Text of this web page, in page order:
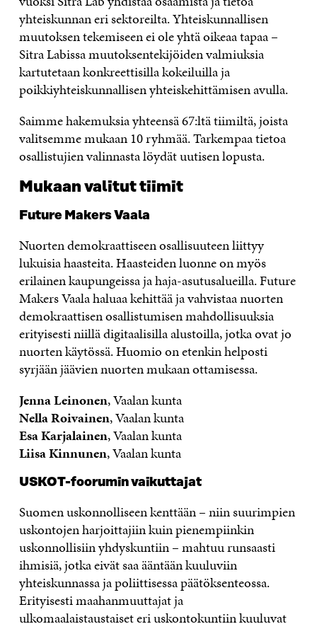
yhteiskunnan eri sektoreilta. Yhteiskunnallisen
muutoksen tekemiseen ei ole yhtä oikeaa tapaa –
Sitra Labissa muutoksentekijöiden valmiuksia
kartutetaan konkreettisilla kokeiluilla ja
poikkiyhteiskunnallisen yhteiskehittämisen avulla.
Saimme hakemuksia yhteensä 67:ltä tiimiltä, joista
valitsemme mukaan 10 ryhmää. Tarkempaa tietoa
osallistujien valinnasta löydät uutisen lopusta.
Mukaan valitut tiimit
Future Makers Vaala
Nuorten demokraattiseen osallisuuteen liittyy
lukuisia haasteita. Haasteiden luonne on myös
erilainen kaupungeissa ja haja-asutusalueilla. Future
Makers Vaala haluaa kehittää ja vahvistaa nuorten
demokraattisen osallistumisen mahdollisuuksia
erityisesti niillä digitaalisilla alustoilla, jotka ovat jo
nuorten käytössä. Huomio on etenkin helposti
syrjään jäävien nuorten mukaan ottamisessa.
Jenna Leinonen, Vaalan kunta
Nella Roivainen, Vaalan kunta
Esa Karjalainen, Vaalan kunta
Liisa Kinnunen, Vaalan kunta
USKOT-foorumin vaikuttajat
Suomen uskonnolliseen kenttään – niin suurimpien
uskontojen harjoittajiin kuin pienempiinkin
uskonnollisiin yhdyskuntiin – mahtuu runsaasti
ihmisiä, jotka eivät saa ääntään kuuluviin
yhteiskunnassa ja poliittisessa päätöksenteossa.
Erityisesti maahanmuuttajat ja
ulkomaalaistaustaiset eri uskontokuntiin kuuluvat